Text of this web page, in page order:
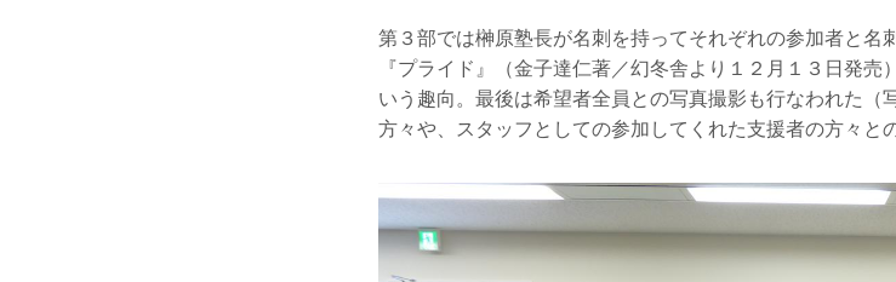
第３部では榊原塾長が名刺を持ってそれぞれの参加者と名
『プライド』（金子達仁著／幻冬舎より１２月１３日発
いう趣向。最後は希望者全員との写真撮影も行なわれた（
方々や、スタッフとしての参加してくれた支援者の方々と